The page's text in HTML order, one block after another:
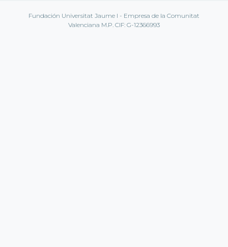
Fundación Universitat Jaume I - Empresa de la Comunitat
Valenciana M.P. CIF: G-12366993